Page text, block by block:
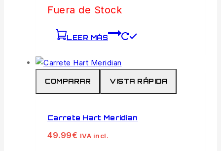
Fuera de Stock
LEER MÁS
COMPARAR VISTA RÁPIDA
Carrete Hart Meridian
49.99€ IVA incl.